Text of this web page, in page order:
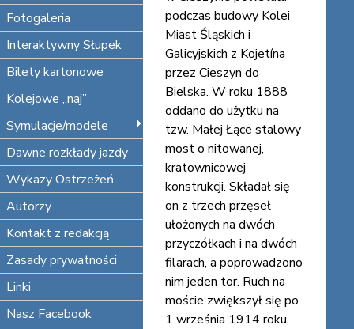
Fotogaleria
Interaktywny Słupek
Bilety kartonowe
Kolejowe „naj”
Symulacje/modele
Dawne rozkłady jazdy
Wykazy Ostrzeżeń
Autorzy
Kontakt z redakcją
Zasady prywatności
Linki
Nasz Facebook
podczas budowy Kolei
Miast Śląskich i
Galicyjskich z Kojetína
przez Cieszyn do
Bielska. W roku 1888
oddano do użytku na
tzw. Małej Łące stalowy
most o nitowanej,
kratownicowej
konstrukcji. Składał się
on z trzech przęseł
ułożonych na dwóch
przyczółkach i na dwóch
filarach, a poprowadzono
nim jeden tor. Ruch na
moście zwiększył się po
1 września 1914 roku,